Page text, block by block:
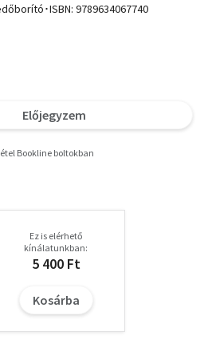
･ISBN: 9789634067740
Előjegyzem
Bookline boltokban
Ez is elérhető
kínálatunkban:
5 400 Ft
Kosárba